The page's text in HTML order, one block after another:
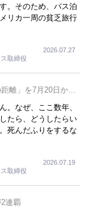
。そのため、バス泊
リカ一周の貧乏旅行
夕方から夜の便を利
いからできたことで
ったと聞くと、疲れ
取締役
2026.07.27
離」を7月20日から
。なぜ、ここ数年、
たら、どうしたらい
死んだふりをするな
この企画展はタイム
取締役
2026.07.19
連覇